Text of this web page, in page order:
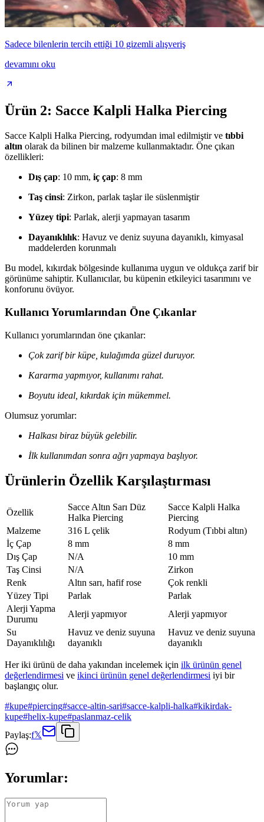
Sadece bilenlerin tercih ettiği 10 gizemli alışveriş
devamını oku
Ürün 2: Sacce Kalpli Halka Piercing
Sacce Kalpli Halka Piercing, rodyumdan imal edilmiştir ve tıbbi
altın olarak da bilinen bir malzeme kullanmaktadır. Öne çıkan
özellikleri:
Dış çap: 10 mm, iç çap: 8 mm
Taş cinsi: Zirkon, parlak taşlar ile süslenmiştir
Yüzey tipi: Parlak, alerji yapmayan tasarım
Dayanıklılık: Havuz ve deniz suyuna dayanıklı, kimyasal
maddelerden korunmalı
Bu model, kıkırdak bölgesinde kullanıma uygun ve oldukça zarif bir
görünüme sahiptir. Kullanıcılar, bu küpenin etkileyici tasarımını ve
konforunu övüyor.
Kullanıcı Yorumlarından Öne Çıkanlar
Kullanıcı yorumlarından öne çıkanlar:
Çok zarif bir küpe, kulağımda güzel duruyor.
Kararma yapmıyor, kullanımı rahat.
Boyutu ideal, kıkırdak için mükemmel.
Olumsuz yorumlar:
Halkası biraz büyük gelebilir.
İlk kullanımdan sonra ağrı yapmaya başlıyor.
Ürünlerin Özellik Karşılaştırması
Özellik
Sacce Altın Sarı Düz
Halka Piercing
Sacce Kalpli Halka
Piercing
Malzeme
316 L çelik
Rodyum (Tıbbi altın)
İç Çap
8 mm
8 mm
Dış Çap
N/A
10 mm
Taş Cinsi
N/A
Zirkon
Renk
Altın sarı, hafif rose
Çok renkli
Yüzey Tipi
Parlak
Parlak
Alerji Yapma
Durumu
Alerji yapmıyor
Alerji yapmıyor
Su
Dayanıklılığı
Havuz ve deniz suyuna
dayanıklı
Havuz ve deniz suyuna
dayanıklı
Her iki ürünü de daha yakından incelemek için ilk ürünün genel
değerlendirmesi ve ikinci ürünün genel değerlendirmesi iyi bir
başlangıç olur.
#kupe#piercing#sacce-altin-sari#sacce-kalpli-halka#kikirdak-
kupe#helix-kupe#paslanmaz-celik
Paylaş:f𝕏
Yorumlar: